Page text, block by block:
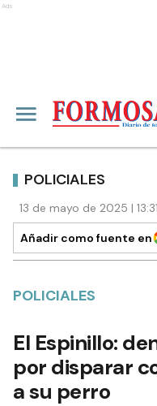
Ads
POLICIALES
13 de mayo de 2025 |
Añadir como fuente en
POLICIALES
El Espinillo:
por disparar
a su perro